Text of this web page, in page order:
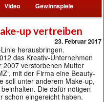
Video Gewinnspiele
up vertreiben
23. Februar 2017
herausbringen.
das Kreativ-Unternehmen
2007 verstorbenen Mutter
mit der Firma eine Beauty-
soll unter anderem Make-up,
Die dafür nötigen
schon eingereicht haben.